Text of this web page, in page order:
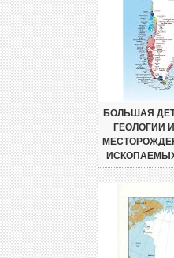
БОЛЬШАЯ
ГЕОЛОГИИ